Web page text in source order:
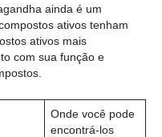
ainda é um
ativos tenham
ativos mais
com sua função e
Onde você pode
encontrá-los